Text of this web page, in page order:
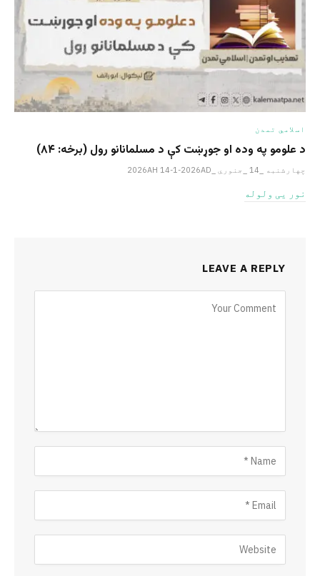
اسلامي تمدن
د علومو په وده او جوړښت کې د مسلمانانو رول (برخه: ۸۴)
چهارشنبه _14 _جنوري _2026AH 14-1-2026AD
نور یی ولوله
LEAVE A REPLY